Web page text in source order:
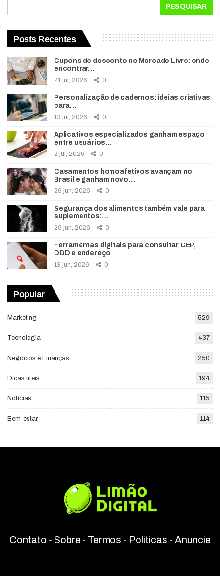
PESQUISAR
Posts Recentes
Cupons de desconto no Mercado Livre: onde
encontrar…
21 jul, 2026 0
Personalização de cadernos: ideias criativas
para…
13 jul, 2026 0
Aplicativos especializados ganham espaço
entre usuários…
2 jul, 2026 0
Casamentos homoafetivos avançam no
Brasil e ganham novo…
29 jun, 2026 0
Segurança dos alimentos também vale para
suplementos:…
29 jun, 2026 0
Ferramentas digitais para consultar CEP,
DDD e endereço
13 jun, 2026 0
Popular
Marketing 529
Tecnologia 437
Negócios e Finanças 250
Dicas úteis 194
Notícias 115
Bem-estar 114
Contato - Sobre - Termos - Politicas - Anuncie